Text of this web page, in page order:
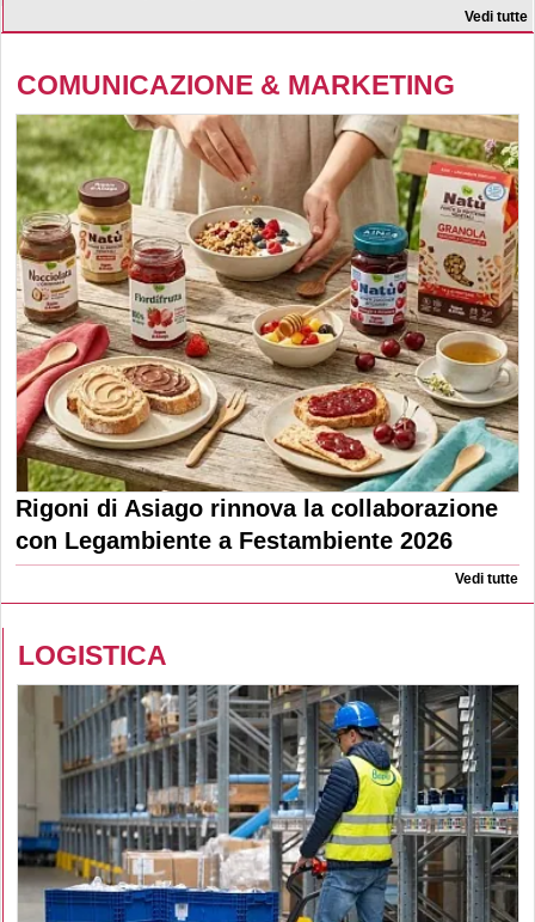
Vedi tutte
COMUNICAZIONE & MARKETING
Rigoni di Asiago rinnova la collaborazione
con Legambiente a Festambiente 2026
Vedi tutte
LOGISTICA